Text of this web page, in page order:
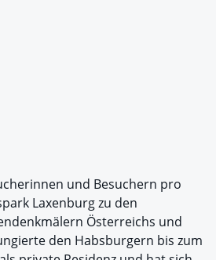
und Besuchern pro
Laxenburg zu den
Österreichs und
den Habsburgern bis zum